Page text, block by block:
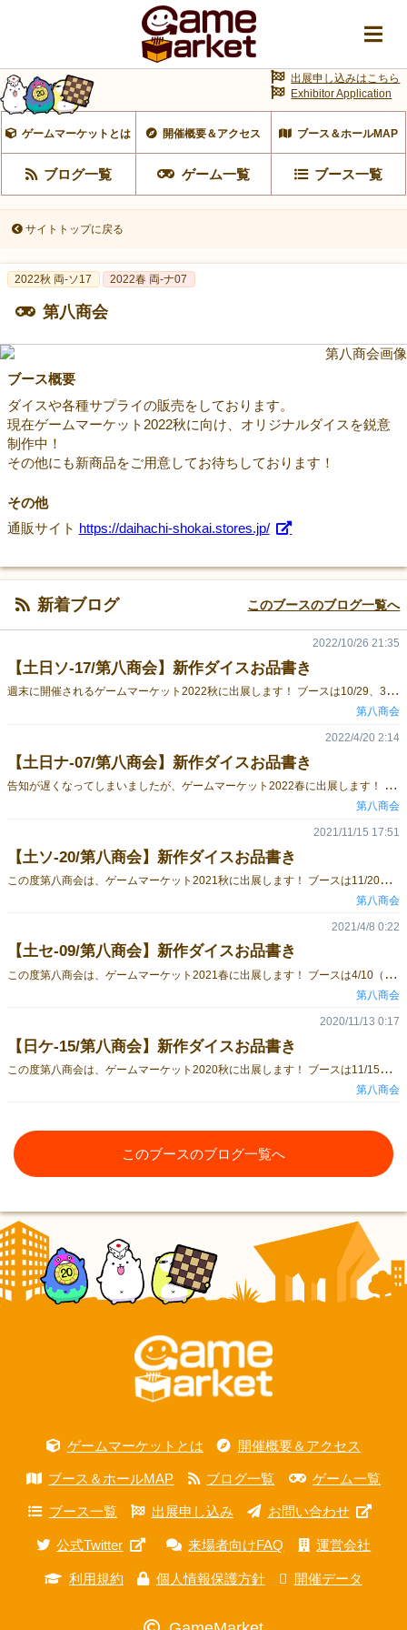
ゲームマーケットとは 開催概要＆アクセス ブース＆ホールMAP
ブログ一覧 ゲーム一覧 ブース一覧
出展申し込みはこちら
Exhibitor Application
サイトトップに戻る
2022秋 両-ソ17 2022春 両-ナ07
第八商会
ブース概要
ダイスや各種サプライの販売をしております。
現在ゲームマーケット2022秋に向け、オリジナルダイスを鋭意
制作中！
その他にも新商品をご用意してお待ちしております！
その他
通販サイト https://daihachi-shokai.stores.jp/
新着ブログ このブースのブログ一覧へ
【土日ソ-17/第八商会】新作ダイスお品書き
週
末に開催されるゲームマーケット2022秋に出展します！ ブースは10/29、30（土曜、日曜）ソ-17「第八商会」です！ 今回も新作を含め、様々なダイスを持っていきます！ 新作ダイス↓ 一部ダイスはイベント限定の特価で販売いたしますので、是非お立ち寄りください！ また、併せて同人ダイス＆サプライサークル「タルモール」様のAmong Usや遊戯王、艦これのダイスも頒布いたします！ 【当日の販売方法に関して】 感染症対策のため下記の方法で販売を行いますので、お手数ですがご協力をお願いいたします。 ・お支払い及びお釣りのやり取りはコイントレーにて行います。（お支払いとお釣りで別々のトレーを使用いたします。）お釣りに使用するお金は、極力お釣り用の物をご用意いたします。 ・卓上の見本や商品をお手に取ることはご遠慮ください。注文や細部をご覧になりたい方は、当ブースのスタッフが手に取り対応いたしますので、その旨お申し付けください。 ・各種ダイスは素材の性質上一つずつ模様が異なりますが、上記の都合上お選びいただけない場合がございます。 ・適宜卓上の清掃を行いますので、頒布に時間がかかる場合がございます。 ・ご来場者様が多数となった場合は、滞在時間の制限や整理券の配布等の対応を行いますので、予めご了承ください。 また当ブースをご利用の参加者様は、以下のご協力をお願いいたします。 ・必ずマスクの正しい着用をお願いいたします。（鼻マスク、あごマスクでの滞在はご遠慮ください。） ・せき、くしゃみが多い方はご利用をお断りする場合がございます。 ・長時間の滞在、大声での会話はご遠慮ください。 ご迷惑をお掛けいたしますが、感染拡大防止対策として上記内容をご理解の上、ご協力をお願いいたします。 【通販に関して】 イベント後、通販にて今回の新商品を販売いたします。 （イベント特価にて販売していた商品は、通常価格での販売となります。） イベント前後の期間、現在通販にて販売している商品はお買い求めいただけなくなりますので、予めご了承ください。 皆様のご来場を心よりお待ちしております！
2022/10/26 21:35
第八商会
【土日ナ-07/第八商会】新作ダイスお品書き
告
知が遅くなってしまいましたが、ゲームマーケット2022春に出展します！ ブースは4/23、24（土曜、日曜）ナ-07「第八商会」です！ 今回は新作はもちろんのこと、蔵出し品やお得なB級品ダイス袋等、様々な商品を持っていきます！ 新作ダイス↓ 一部ダイスはイベント限定の特価で販売いたしますので、是非お立ち寄りください！ また、併せてダイス＆サプライサークル「タルモール」様のAmong Us＆遊戯王ダイスも頒布いたします！ 【当日の販売方法に関して】 感染症対策のため下記の方法で販売を行いますので、お手数ですがご協力をお願いいたします。 ・お支払い及びお釣りのやり取りはコイントレーにて行います。（お支払いとお釣りで別々のトレーを使用いたします。）お釣りに使用するお金は、極力お釣り用の物をご用意いたします。 ・卓上の見本や商品をお手に取ることはご遠慮ください。注文や細部をご覧になりたい方は、当ブースのスタッフが手に取り対応いたしますので、その旨お申し付けください。 ・各種ダイスは素材の性質上一つずつ模様が異なりますが、上記の都合上お選びいただけない場合がございます。 ・適宜卓上の清掃を行いますので、頒布に時間がかかる場合がございます。 ・ご来場者様が多数となった場合は、滞在時間の制限や整理券の配布等の対応を行いますので、予めご了承ください。 また当ブースをご利用の参加者様は、以下のご協力をお願いいたします。 ・必ずマスクの正しい着用をお願いいたします。（鼻マスク、あごマスクでの滞在はご遠慮ください。） ・せき、くしゃみが多い方はご利用をお断りする場合がございます。 ・長時間の滞在、大声での会話はご遠慮ください。 ご迷惑をお掛けいたしますが、感染拡大防止対策として上記内容をご理解の上、ご協力をお願いいたします。 【通販に関して】 イベント後、通販にて今回の新商品を販売いたします。 （イベント特価にて販売していた商品は、通常価格での販売となります。） イベント前後の期間、現在通販にて販売している商品はお買い求めいただけなくなりますので、予めご了承ください。 皆様のご来場を心よりお待ちしております！
2022/4/20 2:14
第八商会
【土ソ-20/第八商会】新作ダイスお品書き
こ
の度第八商会は、ゲームマーケット2021秋に出展します！ ブースは11/20（土曜日）ソ-20「第八商会」です！ 今回も様々な新作をたくさん持っていきます！ 新作ダイス↓ 一部ダイスはイベント限定の特価で販売いたしますので、是非お立ち寄りください！ また、併せてダイス＆サプライサークル「タルモール」様のAmong Us＆遊戯王ダイスも頒布いたします！ 【当日の販売方法に関して】 感染症対策のため下記の方法で販売を行いますので、お手数ですがご協力をお願いいたします。 ・お支払い及びお釣りのやり取りはコイントレーにて行います。（お支払いとお釣りで別々のトレーを使用いたします。）お釣りに使用するお金は、極力お釣り用の物をご用意いたします。 ・卓上の見本や商品をお手に取ることはご遠慮ください。注文や細部をご覧になりたい方は、当ブースのスタッフが手に取り対応いたしますので、その旨お申し付けください。 ・各種ダイスは素材の性質上一つずつ模様が異なりますが、上記の都合上お選びいただけない場合がございます。 ・適宜卓上の清掃を行いますので、頒布に時間がかかる場合がございます。 ・ご来場者様が多数となった場合は、滞在時間の制限や整理券の配布等の対応を行いますので、予めご了承ください。 また当ブースをご利用の参加者様は、以下のご協力をお願いいたします。 ・必ずマスクの正しい着用をお願いいたします。（鼻マスク、あごマスクでの滞在はご遠慮ください。） ・せき、くしゃみが多い方はご利用をお断りする場合がございます。 ・長時間の滞在、大声での会話はご遠慮ください。 ご迷惑をお掛けいたしますが、感染拡大防止対策として上記内容をご理解の上、ご協力をお願いいたします。 【通販に関して】 イベント後、通販にて今回の新商品を販売いたします。 （イベント特価にて販売していた商品は、通常価格での販売となります。） イベント前後の期間、現在通販にて販売している商品はお買い求めいただけなくなりますので、予めご了承ください。 土曜のみの出展となりますが、皆様のご来場を心よりお待ちしております！
2021/11/15 17:51
第八商会
【土セ-09/第八商会】新作ダイスお品書き
こ
の度第八商会は、ゲームマーケット2021春に出展します！ ブースは4/10（土曜日）セ-09「第八商会」です！ 第八商会初のオリジナルダイスを含め、新作をたくさん持っていきますよ！ 新作ダイス↓ 一部ダイスはイベント限定の特価で販売いたしますので、是非お立ち寄りください！ また、併せてダイス＆サプライサークル「タルモール」様の艦これ＆FGOダイスとサプライも頒布いたします！ 【当日の販売方法に関して】 感染症対策のため下記の方法で販売を行いますので、お手数ですがご協力をお願いいたします。 ・販売の際は使い捨ての手袋を使用いたします。 ・お支払い及びお釣りのやり取りはコイントレーにて行います。（お支払いとお釣りで別々のトレーを使用いたします。）お釣りに使用するお金は、極力お釣り用の物をご用意いたします。 ・卓上の見本や商品をお手に取ることはご遠慮ください。注文や細部をご覧になりたい方は、当ブースのスタッフが手に取り対応いたしますので、その旨お申し付けください。 ・各種ダイスは素材の性質上一つずつ模様が異なりますが、上記の都合上お選びいただけない場合がございます。 ・適宜卓上の清掃を行いますので、頒布に時間がかかる場合がございます。 ・ご来場者様が多数となった場合は、滞在時間の制限や整理券の配布等の対応を行いますので、予めご了承ください。 また当ブースをご利用の参加者様は、以下のご協力をお願いいたします。 ・必ずマスクの正しい着用をお願いいたします。（鼻マスク、あごマスクでの滞在はご遠慮ください。） ・せき、くしゃみが多い方はご利用をお断りする場合がございます。 ・長時間の滞在、大声での会話はご遠慮ください。 ご迷惑をお掛けいたしますが、感染拡大防止対策として上記内容をご理解の上、ご協力をお願いいたします。 【通販に関して】 イベント後、通販にて今回の新商品を販売いたします。 （イベント特価にて販売していた商品は、通常価格での販売となります。） イベント前後の期間、現在通販にて販売している商品はお買い求めいただけなくなりますので、予めご了承ください。 土曜のみの出展となりますが、皆様のご来場を心よりお待ちしております！
2021/4/8 0:22
第八商会
【日ケ-15/第八商会】新作ダイスお品書き
こ
の度第八商会は、ゲームマーケット2020秋に出展します！ ブースは11/15（日曜日）ケ-15「第八商会」です！ 第八商会初のオリジナルダイスを含め、新作をたくさん持っていきますよ！ 新作ダイス↓ 一部ダイスはイベント限定の特価で販売いたしますので、是非お立ち寄りください！ また、併せてダイス＆サプライサークル「タルモール」様の艦これ＆FGOダイスとサプライも頒布いたします！ ゲムマ新作もございますので、こちらも是非！ 【当日の販売方法に関して】 感染症対策のため下記の方法で販売を行いますので、お手数ですがご協力をお願いいたします。 ・販売の際は使い捨ての手袋を使用いたします。 ・お支払い及びお釣りのやり取りはコイントレーにて行います。（お支払いとお釣りで別々のトレーを使用いたします。）お釣りに使用するお金は、極力お釣り用の物をご用意いたします。 ・卓上の見本や商品をお手に取ることはご遠慮ください。注文や細部をご覧になりたい方は、当ブースのスタッフが手に取り対応いたしますので、その旨お申し付けください。 ・各種ダイスは素材の性質上一つずつ模様が異なりますが、上記の都合上お選びいただけない場合がございます。 ・適宜卓上の清掃を行いますので、頒布に時間がかかる場合がございます。 ・ご来場者様が多数となった場合は、滞在時間の制限や整理券の配布等の対応を行いますので、予めご了承ください。 また当ブースをご利用の参加者様は、以下のご協力をお願いいたします。 ・必ずマスクの正しい着用をお願いいたします。（鼻マスク、あごマスクでの滞在はご遠慮ください。） ・せき、くしゃみが多い方はご利用をお断りする場合がございます。 ・長時間の滞在、大声での会話はご遠慮ください。 ご迷惑をお掛けいたしますが、感染拡大防止対策として上記内容をご理解の上、ご協力をお願いいたします。 【通販に関して】 イベント後、通販にて今回の新商品を販売いたします。 （イベント特価にて販売していた商品は、通常価格での販売となります。） イベント前後の期間、現在通販にて販売している商品はお買い求めいただけなくなりますので、予めご了承ください。 日曜のみの出展となりますが、皆様のご来場を心よりお待ちしております！
2020/11/13 0:17
第八商会
このブースのブログ一覧へ
ゲームマーケットとは 開催概要＆アクセス
ブース＆ホールMAP ブログ一覧 ゲーム一覧
ブース一覧 出展申し込み お問い合わせ
公式Twitter 来場者向けFAQ 運営会社
利用規約 個人情報保護方針 開催データ